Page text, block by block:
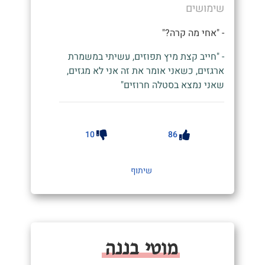
שימושים
- "אחי מה קרה?"
- "חייב קצת מיץ תפוזים, עשיתי במשמרת
ארגזים, כשאני אומר את זה אני לא מגזים,
שאני נמצא בסטלה חרוזים"
86
10
שיתוף
מוטי בננה